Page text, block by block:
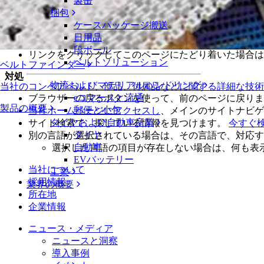
ベルトファインダー
当社のコンベアベルト、部品、付属品などに関する詳細な技
製品の概要
梱包
ケースパッケージ搬送
日用品
段ボール
ベルトソリューション
物流およびマテリアルハンドリング
eコマースと流通
郵便と小包
タイヤおよび自動車産業
タイヤ
自動車
EVバッテリー
工業
業界の概要
リクエストしたページが見つかりませんでした。探してい
問題の解決
直接URLを入力した場合は、入力した文字に誤りがな
リンクをクリックしてこのページにたどり着いた場合
対処
ブラウザーの戻るボタンを使って、前のページに戻り
当社ホームページにアクセスし
、メインのサイトナビ
サイト検索で、探している情報を見つけます。 今すぐ
別の言語が選択されている場合は、その言語で、対応
選択した言語の項目が存在しない場合は、何も表
当社について
採用情報
所在地
企業情報
ニュース・メディア
ニュースと洞察
導入事例